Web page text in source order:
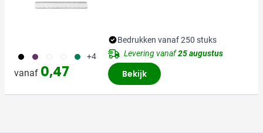
001 024 002 970 004 +4
vanaf 0,47
Bedrukken vanaf 250 stuks
Levering vanaf25 augustus
Bekijk